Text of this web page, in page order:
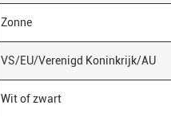
Zonne
VS/EU/Verenigd Koninkrijk/AU
Wit of zwart